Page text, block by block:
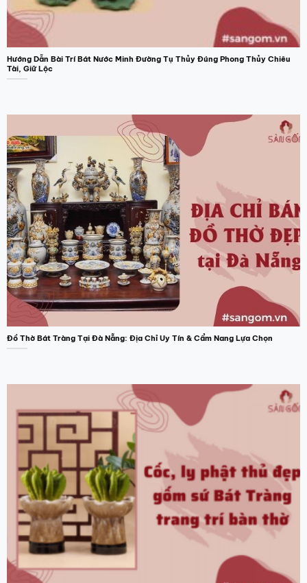
phẩm
Hướng Dẫn Bài Trí Bát Nước Minh Đường Tụ Thủy Đúng Phong Thủy Chiêu
Tài, Giữ Lộc
Đồ Thờ Bát Tràng Tại Đà Nẵng: Địa Chỉ Uy Tín & Cẩm Nang Lựa Chọn